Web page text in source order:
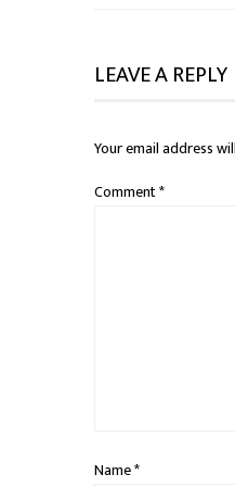
LEAVE A REPLY
Your email address
Comment*
Name*